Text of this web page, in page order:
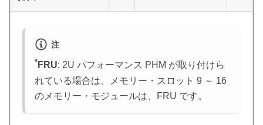
注
* FRU: 2U パフォーマンス PHM が取り付けら
れている場合は、メモリー・スロット 9 ～ 16
のメモリー・モジュールは、FRU です。